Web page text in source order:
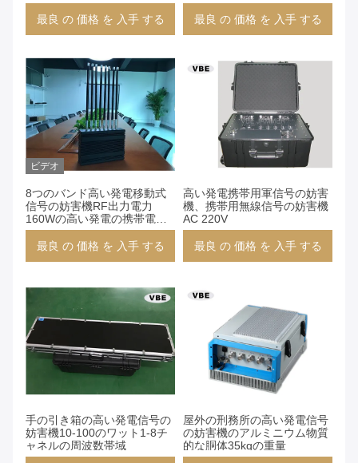
最良 の 価格 を 入手 する 最良 の 価格 を 入手 する
ビデオ
8つのバンド高い発電移動式
信号の妨害機RF出力電力
160Wの高い発電の携帯電話
の妨害機、無線信号の妨害機
最良 の 価格 を 入手 する
高い発電携帯用軍信号の妨害
機、携帯用無線信号の妨害機
AC 220V
最良 の 価格 を 入手 する
手の引き箱の高い発電信号の
妨害機10-100のワット1-8チ
ャネルの周波数帯域
屋外の刑務所の高い発電信号
の妨害機のアルミニウム物質
的な胴体35kgの重量